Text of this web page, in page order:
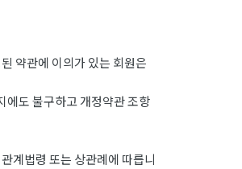
약관에 이의가 있는 회원은
에도 불구하고 개정약관 조항
계법령 또는 상관례에 따릅니